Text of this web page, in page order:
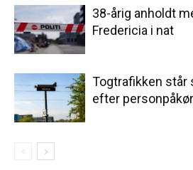
38-årig anholdt
Fredericia i nat
Togtrafikken står
efter